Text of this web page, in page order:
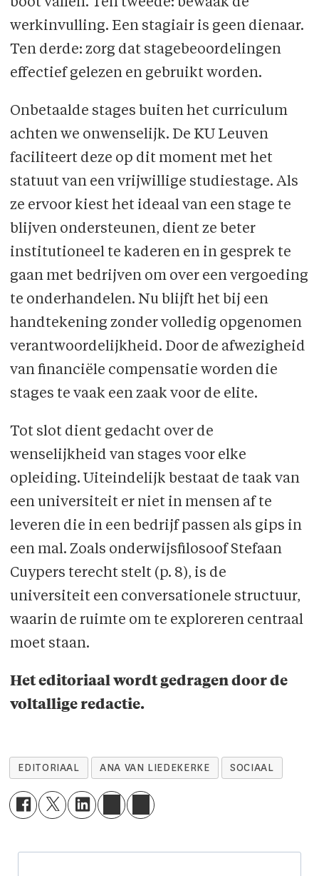
boot vallen. Ten tweede: bewaak de
werkinvulling. Een stagiair is geen dienaar.
Ten derde: zorg dat stagebeoordelingen
effectief gelezen en gebruikt worden.
Onbetaalde stages buiten het curriculum
achten we onwenselijk. De KU Leuven
faciliteert deze op dit moment met het
statuut van een vrijwillige studiestage. Als
ze ervoor kiest het ideaal van een stage te
blijven ondersteunen, dient ze beter
institutioneel te kaderen en in gesprek te
gaan met bedrijven om over een vergoeding
te onderhandelen. Nu blijft het bij een
handtekening zonder volledig opgenomen
verantwoordelijkheid. Door de afwezigheid
van financiële compensatie worden die
stages te vaak een zaak voor de elite.
Tot slot dient gedacht over de
wenselijkheid van stages voor elke
opleiding. Uiteindelijk bestaat de taak van
een universiteit er niet in mensen af te
leveren die in een bedrijf passen als gips in
een mal. Zoals onderwijsfilosoof Stefaan
Cuypers terecht stelt (p. 8), is de
universiteit een conversationele structuur,
waarin de ruimte om te exploreren centraal
moet staan.
Het editoriaal wordt gedragen door de
voltallige redactie.
EDITORIAAL ANA VAN LIEDEKERKE SOCIAAL